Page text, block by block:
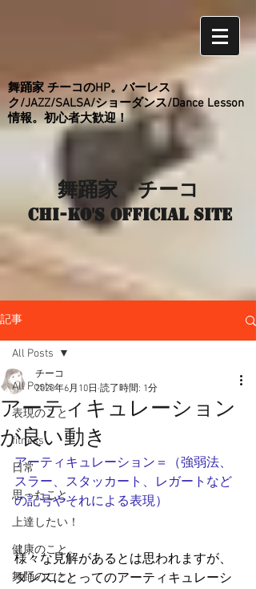
舞踊家 チーコのHP。バーレス
ク/JAZZ/SALSA/ショーダンス/Dance Lesson
情報。初心者大歓迎！
舞踊家 チーコ
Chi-ko's Official site
記事
All Posts
表現のこと
fitness
日常
思ったこと
上達したい！
健康のこと。
舞踊のこと。
All Posts
アーティキュレーション
が良い動き
チーコ
2020年6月10日 読了時間: 1分
アーティキュレーション＝
（強弱法、
スラー、スタッカート、レガートなど
の記号やそれによる表現）
様々な見解があるとは思われますが、
ダンスにとってのアーティキュレーシ